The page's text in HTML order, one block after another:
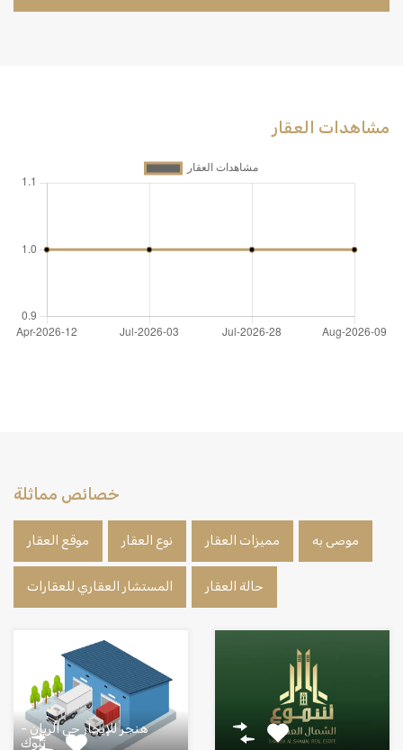
مشاهدات العقار
خصائص مماثلة
موصى به مميزات العقار نوع العقار موقع العقار
حالة العقار المستشار العقاري للعقارات
هنجر للإيجار حي الريان -
تبوك